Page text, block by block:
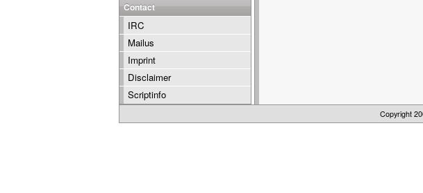
Contact
IRC
Mailus
Imprint
Disclaimer
Scriptinfo
Copyright